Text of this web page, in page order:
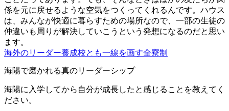
係を元に戻せるような空気をつくってくれるんです。ハウス
は、みんなが快適に暮らすための場所なので、一部の生徒の
仲違いも周りが解決していこうという発想になるのだと思い
ます。
海外のリーダー養成校とも一線を画す全寮制
海陽で磨かれる真のリーダーシップ
海陽に入学してから自分が成長したと感じることを教えてく
ださい。